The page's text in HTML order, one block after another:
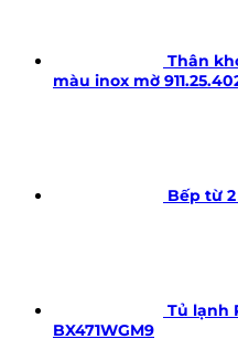
Thân
màu inox mờ
Bếp từ
Tủ lạnh
BX471WGM9